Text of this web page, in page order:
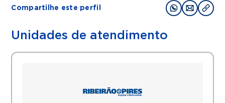
Compartilhe este perfil
Unidades de atendimento